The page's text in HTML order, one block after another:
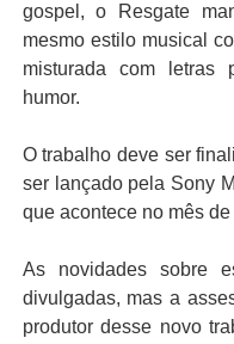
gospel, o Resgate
mesmo estilo musical
misturada com letras
humor.
O trabalho deve ser
ser lançado pela Sony
que acontece no mês
As novidades sobre
divulgadas, mas a
produtor desse novo